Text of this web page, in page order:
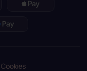
Cookies